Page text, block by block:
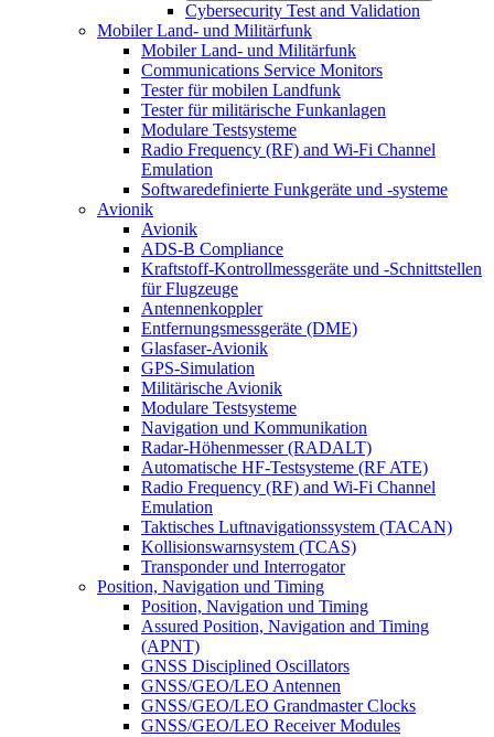
Cybersecurity Test and Validation
Mobiler Land- und Militärfunk
Mobiler Land- und Militärfunk
Communications Service Monitors
Tester für mobilen Landfunk
Tester für militärische Funkanlagen
Modulare Testsysteme
Radio Frequency (RF) and Wi-Fi Channel
Emulation
Softwaredefinierte Funkgeräte und -systeme
Avionik
Avionik
ADS-B Compliance
Kraftstoff-Kontrollmessgeräte und -Schnittstellen
für Flugzeuge
Antennenkoppler
Entfernungsmessgeräte (DME)
Glasfaser-Avionik
GPS-Simulation
Militärische Avionik
Modulare Testsysteme
Navigation und Kommunikation
Radar-Höhenmesser (RADALT)
Automatische HF-Testsysteme (RF ATE)
Radio Frequency (RF) and Wi-Fi Channel
Emulation
Taktisches Luftnavigationssystem (TACAN)
Kollisionswarnsystem (TCAS)
Transponder und Interrogator
Position, Navigation und Timing
Position, Navigation und Timing
Assured Position, Navigation and Timing
(APNT)
GNSS Disciplined Oscillators
GNSS/GEO/LEO Antennen
GNSS/GEO/LEO Grandmaster Clocks
GNSS/GEO/LEO Receiver Modules